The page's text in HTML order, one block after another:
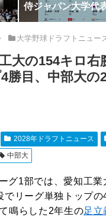
侍ジャパン大学代
大学野球ドラフトニュー
工大の154キロ
勝目、中部大の
2028年ドラフトニュース
中部大
グ1部では、愛知工
でリーグ単独トップ
鳴らした2年生の足立